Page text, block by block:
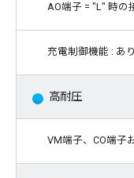
AO端子 = "L" 時の
充電制御機能 : あ
高耐圧
VM端子、CO端子